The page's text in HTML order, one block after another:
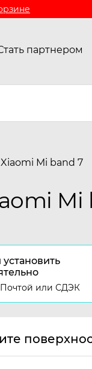
партнером
Mi band 7
Mi
установить
Почтой или СДЭК